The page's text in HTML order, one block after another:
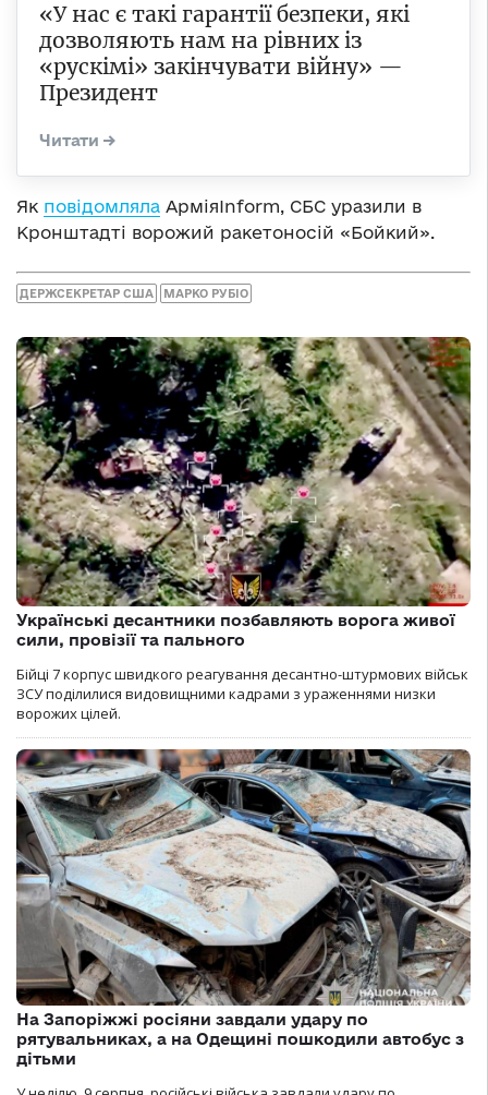
«У нас є такі гарантії безпеки, які
дозволяють нам на рівних із
«рускімі» закінчувати війну» —
Президент
Як повідомляла АрміяInform, СБС уразили в
Кронштадті ворожий ракетоносій «Бойкий».
ДЕРЖСЕКРЕТАР США МАРКО РУБІО
Українські десантники позбавляють ворога живої
сили, провізії та пального
Бійці 7 корпус швидкого реагування десантно-штурмових військ
ЗСУ поділилися видовищними кадрами з ураженнями низки
ворожих цілей.
На Запоріжжі росіяни завдали удару по
рятувальниках, а на Одещині пошкодили автобус з
дітьми